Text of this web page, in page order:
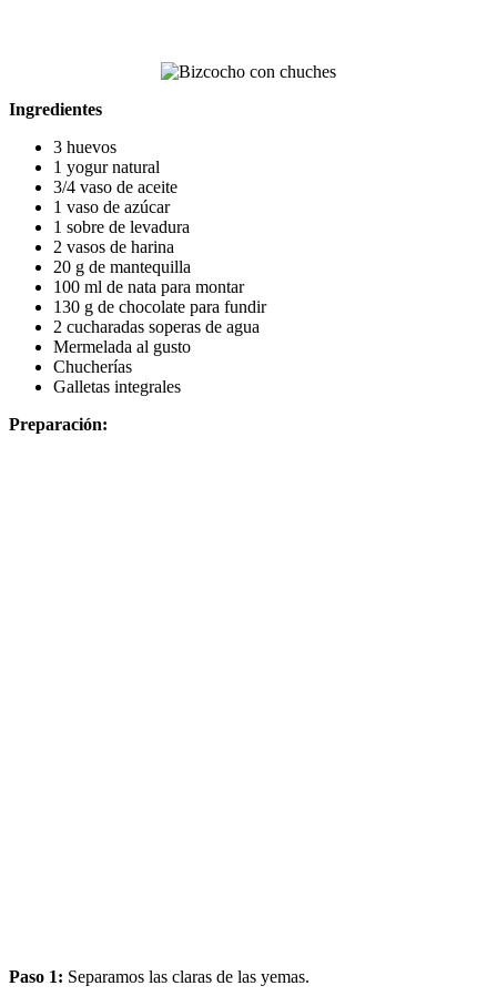
Ingredientes
3 huevos
1 yogur natural
3/4 vaso de aceite
1 vaso de azúcar
1 sobre de levadura
2 vasos de harina
20 g de mantequilla
100 ml de nata para montar
130 g de chocolate para fundir
2 cucharadas soperas de agua
Mermelada al gusto
Chucherías
Galletas integrales
Preparación:
Paso 1: Separamos las claras de las yemas.